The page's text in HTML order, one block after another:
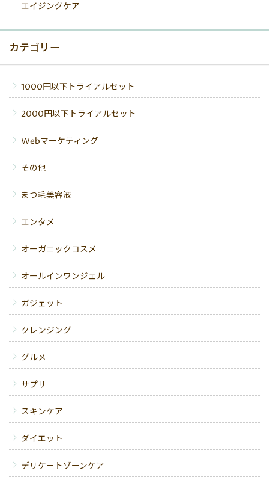
エイジングケア
カテゴリー
1000円以下トライアルセット
2000円以下トライアルセット
Webマーケティング
その他
まつ毛美容液
エンタメ
オーガニックコスメ
オールインワンジェル
ガジェット
クレンジング
グルメ
サプリ
スキンケア
ダイエット
デリケートゾーンケア